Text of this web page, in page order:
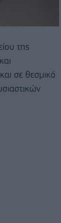
της
σε θεσμικό